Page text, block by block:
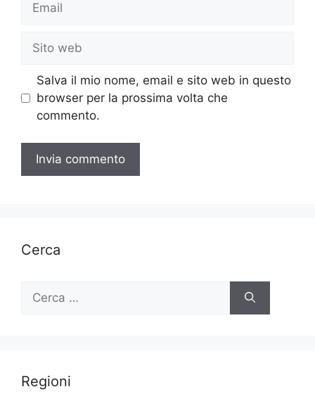
Sito
web
Salva il mio nome, email e sito web in questo
browser per la prossima volta che
commento.
Cerca
per:
Regioni